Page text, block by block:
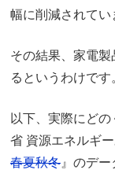
幅に削減されてい
その結果、家電
るというわけです
以下、実際にど
省 資源エネルギ
春夏秋冬 』のデ